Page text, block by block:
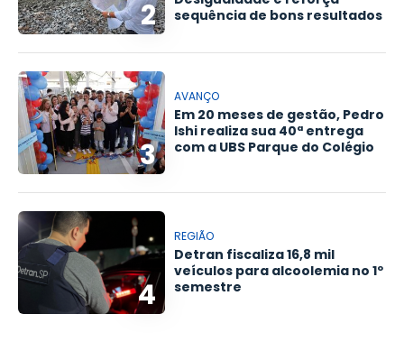
2
sequência de bons resultados
3
AVANÇO
Em 20 meses de gestão, Pedro
Ishi realiza sua 40ª entrega
com a UBS Parque do Colégio
4
REGIÃO
Detran fiscaliza 16,8 mil
veículos para alcoolemia no 1º
semestre